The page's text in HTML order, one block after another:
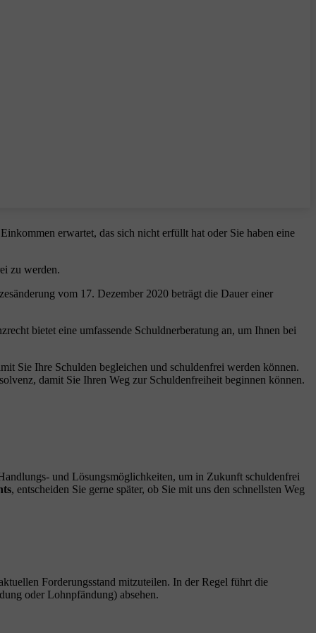
erwartet, das sich nicht erfüllt hat oder Sie haben eine
zu werden.
vom 17. Dezember 2020 beträgt die Dauer einer
bietet eine umfassende Schuldnerberatung an, um Ihnen bei
Sie Ihre Schulden begleichen und schuldenfrei werden können.
damit Sie Ihren Weg zur Schuldenfreiheit beginnen können.
und Lösungsmöglichkeiten, um in Zukunft schuldenfrei
, entscheiden Sie gerne später, ob Sie mit uns den schnellsten Weg
Forderungsstand mitzuteilen. In der Regel führt die
oder Lohnpfändung) absehen.